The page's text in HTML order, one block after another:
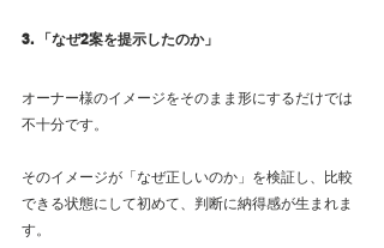
3. 「なぜ2案を提示したのか」
オーナー様のイメージをそのまま形にするだけでは
不十分です。
そのイメージが「なぜ正しいのか」を検証し、比較
できる状態にして初めて、判断に納得感が生まれま
す。